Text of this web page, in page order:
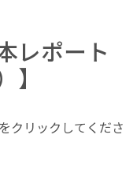
レポート
】
クリックしてくださ